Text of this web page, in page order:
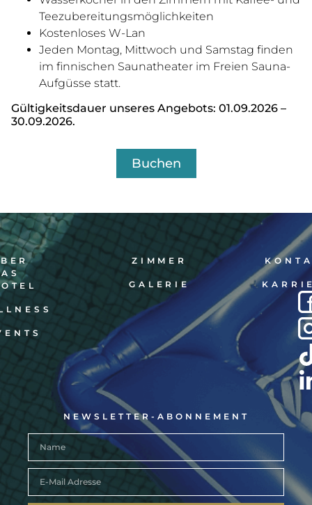
Teezubereitungsmöglichkeiten
Kostenloses W-Lan
Jeden Montag, Mittwoch und Samstag finden
im finnischen Saunatheater im Freien Sauna-
Aufgüsse statt.
Gültigkeitsdauer unseres Angebots: 01.09.2026 –
30.09.2026.
Buchen
ZIMMER
GALERIE
NEWSLETTER-ABONNEMENT